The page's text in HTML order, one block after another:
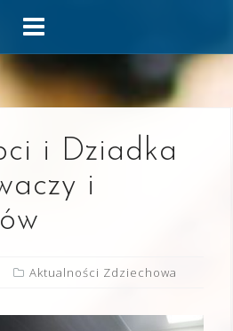
i Dziadka
i
Aktualności Zdziechowa